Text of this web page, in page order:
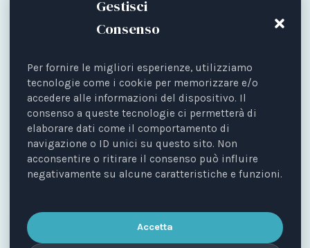
Gestisci
Consenso
Per fornire le migliori esperienze, utilizziamo
tecnologie come i cookie per memorizzare e/o
accedere alle informazioni del dispositivo. Il
consenso a queste tecnologie ci permetterà di
elaborare dati come il comportamento di
navigazione o ID unici su questo sito. Non
acconsentire o ritirare il consenso può influire
negativamente su alcune caratteristiche e funzioni.
Accetta
Salviamo gli orsi in Trentino
La nostra campagna per favorire la convivenza
pacifica e contrastare la politica delle
soppressioni non necessitate.
Scopri la campagna